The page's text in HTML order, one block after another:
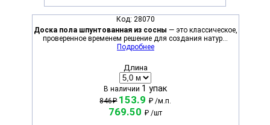
Код: 28070
Доска пола шпунтованная из сосны — это классическое,
проверенное временем решение для создания натур...
Подробнее
Длина
В наличии 1 упак
846₽ 153.9 ₽/м.п.
769.50 ₽/шт